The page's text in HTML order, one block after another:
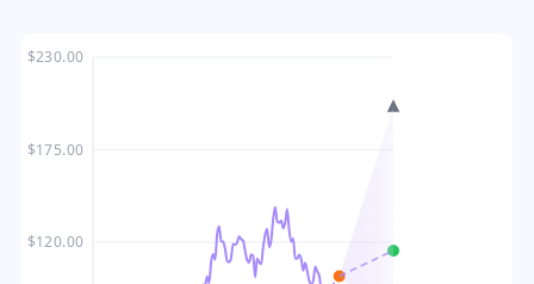
$120.00
$175.00
$230.00